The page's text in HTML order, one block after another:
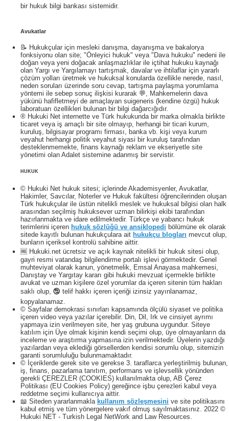
bir hukuk bilgi bankası sistemidir.
Avukatlar
📝 Hukukçular için mesleki danışma, dayanışma ve bakalorya
fonksiyonu olan site; "Önleyici hukuk" veya "Dava hukuku" nedeni ile
doğan veya yeni doğacak anlaşmazlıklar ile içtihat hukuku kaynağı
olan Yargı ve Yargılamayı tartışmak, davalar ve ihtilaflar için yararlı
çözüm yolları üretmek ve hukuksal konularda özellikle nerede, nasıl,
neden soruları üzerinde soru cevap, tartışma paylaşma yorumlama
yöntemi ile sebep sonuç ilişkisi kurarak 💬, Mahkemelerin dava
yükünü hafifletmeyi de amaçlayan suigeneris (kendine özgü) hukuk
laboratuarı özellikleri bulunan bir bilgi dağarcığıdır.
® Hukuki Net internette ve Türk hukukunda bir marka olmakla birlikte
ticaret veya iş amaçlı bir site olmayıp, herhangi bir ticari kurum,
kuruluş, bilgisayar programı firması, banka vb. kişi veya kurum
veyahut herhangi politik veyahut siyasi bir kuruluş tarafından
desteklenmemekte, finans kaynağı reklam ve ekseriyetle site
yönetimi olan Adalet sistemine adanmış bir servistir.
HUKUK
© Hukuki Net hukuk sitesi; içlerinde Akademisyenler, Avukatlar,
Hakimler, Savcılar, Noterler ve Hukuk fakültesi öğrencilerinden oluşan
Türk hukukçular ile üstün nitelikli meslek ve hukuksal bilgisi olan halk
arasından seçilmiş hukuksever uzman bilirkişi ekibi tarafından
hazırlanmakta ve idare edilmektedir. Türkçe ve yabancı hukuk
terimlerini içeren hukuk sözlüğü ve ansiklopedi bölümüne ek olarak
sitede kayıtlı bulunan hukukçulara ait hukukçu blogları mevcut olup,
bunların içeriksel kontrolü sahibine aittir.
🆓 Hukuki.net ücretsiz ve açık kaynak nitelikli bir hukuk sitesi olup,
gayri resmi vatandaş bilgilendirme portalı işlevi görmektedir. Genel
muhteviyat olarak kanun, yönetmelik, Emsal Anayasa mahkemesi,
Danıştay ve Yargıtay kararı gibi hukuki mevzuat içermekle birlikte
avukat ve uzman kişilere özel yorumlar da içeren sitenin tüm hakları
saklı olup, 🕲 telif hakkı içeren içeriği izinsiz yayınlanamaz,
kopyalanamaz.
© Sayfalar demokrasi sınırları kapsamında ölçülü siyaset ve politika
içeren video veya yazılar içerebilir. Din, Dil, Irk ve cinsiyet ayrımı
yapmaya izin verilmeyen site, her yaş grubuna uygundur. Siteye
katılım için Üye olmak kişinin kendi seçimi olup, üye olmayanların da
inceleme ve araştırma yapmasına izin verilmektedir. Üyelerin yazdığı
yazılardan veya eklediği görsellerden kendisi sorumlu olup, sitemizin
garanti sorumluluğu bulunmamaktadır.
© İçeriklerde gerek site ve gerekse 3. taraflarca yerleştirilmiş bulunan,
iş, finans, pazarlama tanıtım, performans ve işlevsellik yönünden
gerekli ÇEREZLER (COOKIES) kullanılmakta olup, AB Çerez
Politikası (EU Cookies Policy) gereğince işbu çerezleri kabul veya
reddetme seçimi kullanıcıya aittir.
📖 Siteden yararlanmakla kullanım sözleşmesini ve site politikasını
kabul etmiş ve tüm yönergelere vakıf olmuş sayılmaktasınız. 2022 ©
Hukuki NET - Turkish Legal NetWork and Law Resources.